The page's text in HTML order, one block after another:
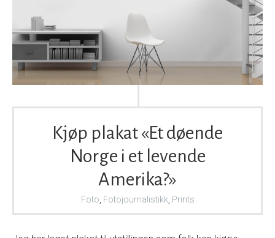
Kjøp plakat «Et døende
Norge i et levende
Amerika?»
Foto Fotojournalistikk Prints